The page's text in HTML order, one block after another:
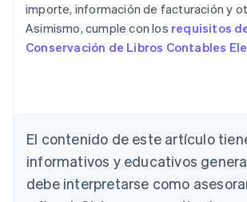
importe, información de facturación y
Asimismo, cumple con los requisitos
Conservación de Libros Contables
El contenido de este artículo
informativos y educativos
debe interpretarse como
DeutschEnglish
Bélgica
Brasil